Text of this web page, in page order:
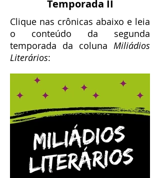
Temporada II
Clique nas crônicas abaixo e leia
o conteúdo da segunda
temporada da coluna Miliádios
Literários: